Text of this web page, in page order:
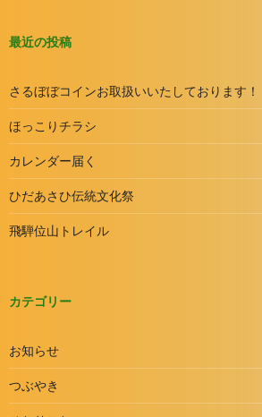
最近の投稿
さるぼぼコインお取扱いいたしております！
ほっこりチラシ
カレンダー届く
ひだあさひ伝統文化祭
飛騨位山トレイル
カテゴリー
お知らせ
つぶやき